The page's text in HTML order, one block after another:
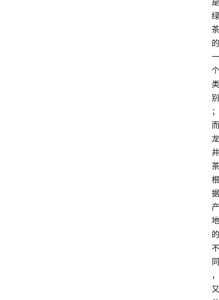
是
绿
茶
的
一
个
类
别
；
而
龙
井
茶
根
据
产
地
的
不
同
，
又